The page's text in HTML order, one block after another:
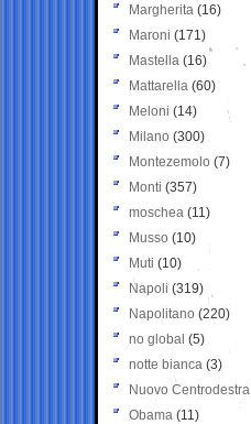
Margherita (16)
Maroni (171)
Mastella (16)
Mattarella (60)
Meloni (14)
Milano (300)
Montezemolo (7)
Monti (357)
moschea (11)
Musso (10)
Muti (10)
Napoli (319)
Napolitano (220)
no global (5)
notte bianca (3)
Nuovo Centrodestra
Obama (11)